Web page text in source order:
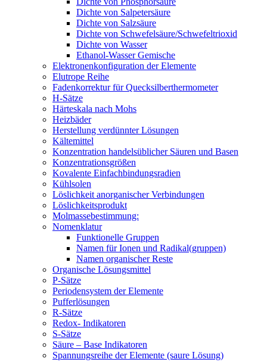
Dichte von Salpetersäure
Dichte von Salzsäure
Dichte von Schwefelsäure/Schwefeltrioxid
Dichte von Wasser
Ethanol-Wasser Gemische
Elektronenkonfiguration der Elemente
Elutrope Reihe
Fadenkorrektur für Quecksilberthermometer
H-Sätze
Härteskala nach Mohs
Heizbäder
Herstellung verdünnter Lösungen
Kältemittel
Konzentration handelsüblicher Säuren und Basen
Konzentrationsgrößen
Kovalente Einfachbindungsradien
Kühlsolen
Löslichkeit anorganischer Verbindungen
Löslichkeitsprodukt
Molmassebestimmung:
Nomenklatur
Funktionelle Gruppen
Namen für Ionen und Radikal(gruppen)
Namen organischer Reste
Organische Lösungsmittel
P-Sätze
Periodensystem der Elemente
Pufferlösungen
R-Sätze
Redox- Indikatoren
S-Sätze
Säure – Base Indikatoren
Spannungsreihe der Elemente (saure Lösung)